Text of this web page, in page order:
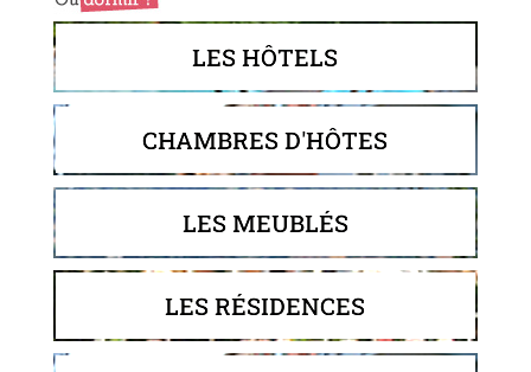
LES HÔTELS
CHAMBRES D'HÔTES
LES MEUBLÉS
LES RÉSIDENCES